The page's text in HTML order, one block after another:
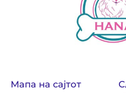
Мапа на сајтот